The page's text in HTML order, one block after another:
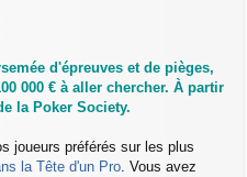
d'épreuves et de pièges,
000 € à aller chercher. À partir
la Poker Society.
joueurs préférés sur les plus
la Tête d'un Pro. Vous avez